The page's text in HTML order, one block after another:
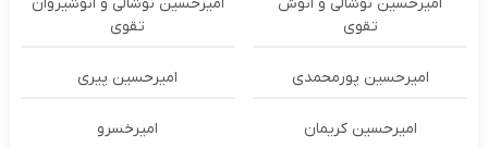
تقوی
تقوی
امیرحسین پورمحمدی امیرحسین پیری
امیرحسین کریمان امیرخسرو